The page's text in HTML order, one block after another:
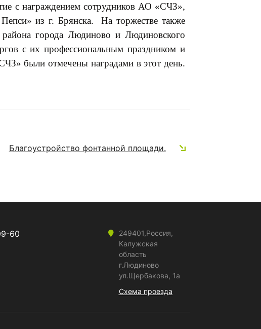
с награждением сотрудников АО «СЧЗ»,
из г. Брянска. На торжестве также
района города Людиново и Людиновского
с их профессиональным праздником и
были отмечены наградами в этот день.
Благоустройство фонтанной площади.
60
249401,Россия,
Калужская
область
г.Людиново
ул.Щербакова, 1а
Схема проезда